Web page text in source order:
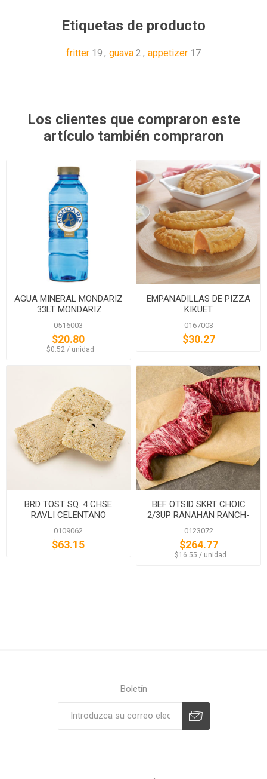
Etiquetas de producto
fritter 19 , guava 2 , appetizer 17
Los clientes que compraron este
artículo también compraron
AGUA MINERAL MONDARIZ
.33LT MONDARIZ
0516003
$20.80
‏‏‎ ‎‏‏‎ ‎$0.52 / unidad
EMPANADILLAS DE PIZZA
KIKUET
0167003
$30.27
BRD TOST SQ. 4 CHSE
RAVLI CELENTANO
0109062
$63.15
BEF OTSID SKRT CHOIC
2/3UP RANAHAN RANCH-
BLACK ANG
0123072
$264.77
‏‏‎ ‎‏‏‎ ‎$16.55 / unidad
Boletín